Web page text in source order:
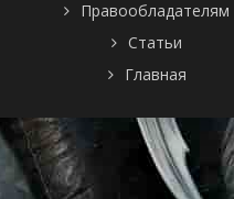
Правообладателям
Статьи
Главная